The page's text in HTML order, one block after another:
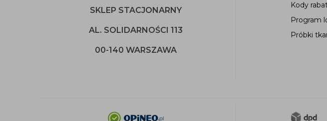
Kody
Program
Próbki
SKLEP STACJONARNY
AL. SOLIDARNOŚCI 113
00-140 WARSZAWA